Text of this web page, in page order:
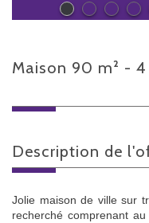
maison 90 m² -
description de
Jolie maison de ville sur
recherché comprenant